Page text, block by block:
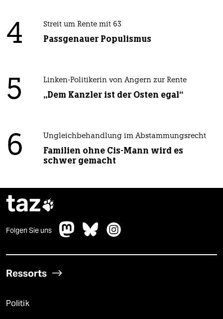
4 Streit um Rente mit 63
Passgenauer Populismus
5 Linken-Politikerin von Angern zur Rente
„Dem Kanzler ist der Osten egal“
6 Ungleichbehandlung im Abstammungsrecht
Familien ohne Cis-Mann wird es
schwer gemacht
taz
Folgen Sie uns
Ressorts
Politik